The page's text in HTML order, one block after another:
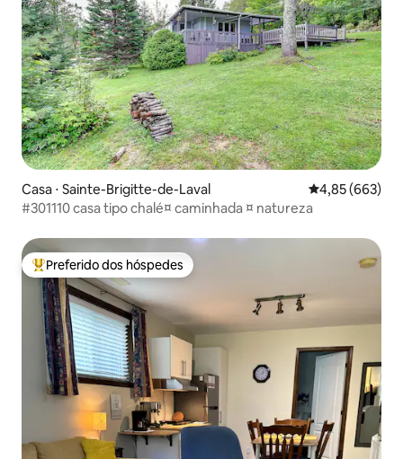
Casa ⋅ Sainte-Brigitte-de-Laval 4,85 de uma
4,85 (663)
#301110 casa tipo chalé¤ caminhada ¤ natureza
Entre os melhores preferidos dos hóspedes
Preferido dos hóspedes